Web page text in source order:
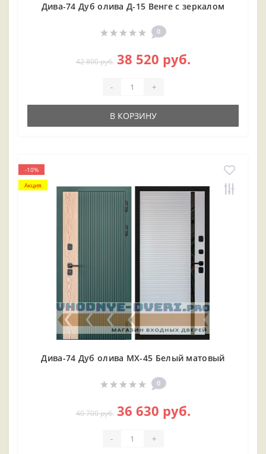
Дива-74 Дуб олива Д-15 Венге с зеркалом
0
42 800 руб. 38 520 руб.
- +
В КОРЗИНУ
-10%
Акция
Дива-74 Дуб олива МХ-45 Белый матовый
0
40 700 руб. 36 630 руб.
- +